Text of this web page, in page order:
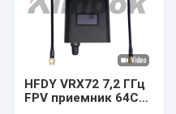
HFDY VRX72 7,2 ГГц
FPV приемник 64CH